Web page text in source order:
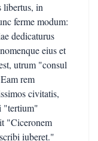
libertus, in
ferme modum:
dedicaturus
eius et
utrum "consul
rem
civitatis,
"tertium"
"Ciceronem
iuberet."